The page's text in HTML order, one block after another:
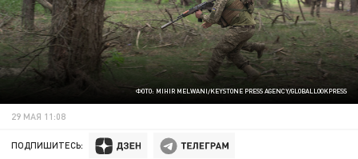
ФОТО: MIHIR MELWANI/KEYSTONE PRESS AGENCY/GLOBALLOOKPRESS
29 МАЯ 11:08
ПОДПИШИТЕСЬ: